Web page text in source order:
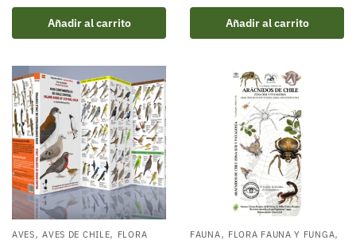
Añadir al carrito Añadir al carrito
AVES,AVES DE CHILE, FLORA
FAUNA, FLORA FAUNA Y FUNGA,